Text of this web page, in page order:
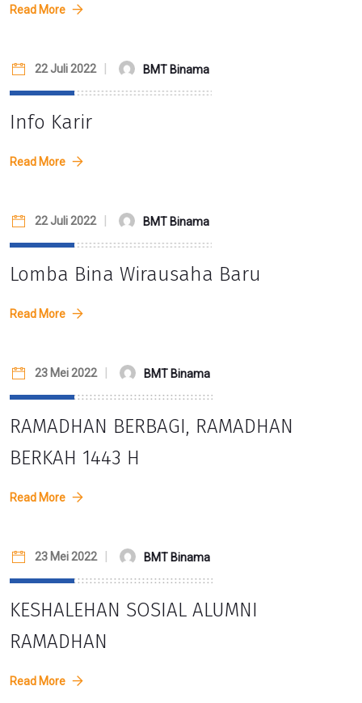
Read More
22 Juli 2022 BMT Binama
Info Karir
Read More
22 Juli 2022 BMT Binama
Lomba Bina Wirausaha Baru
Read More
23 Mei 2022 BMT Binama
RAMADHAN BERBAGI, RAMADHAN
BERKAH 1443 H
Read More
23 Mei 2022 BMT Binama
KESHALEHAN SOSIAL ALUMNI
RAMADHAN
Read More